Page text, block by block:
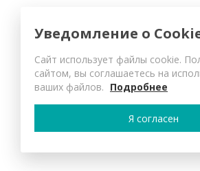
Уведомление о
Сайт использует файлы cookie.
сайтом, вы соглашаетесь на
ваших файлов. Подробнее
Я согласен